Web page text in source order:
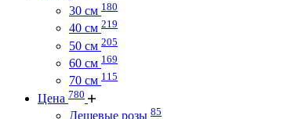
30 см 180
40 см 219
50 см 205
60 см 169
70 см 115
Цена 780
Дешевые розы 85